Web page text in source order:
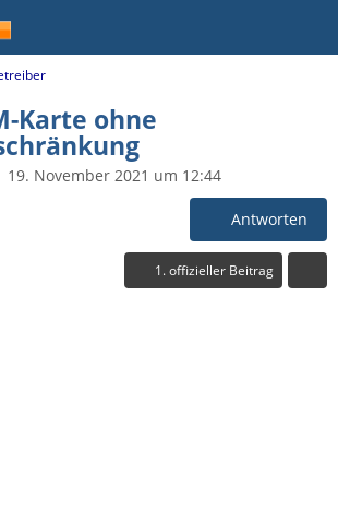
Karte ohne
19. November 2021 um 12:44
Antworten
1. offizieller Beitrag